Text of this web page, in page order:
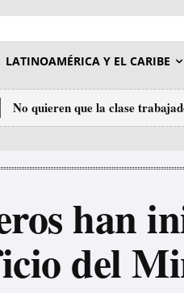
LATINOAMÉRICA Y EL CARIBE
No quieren que la clase
Los «expertos» de la ONU
agresión contra Venezuela
han
del